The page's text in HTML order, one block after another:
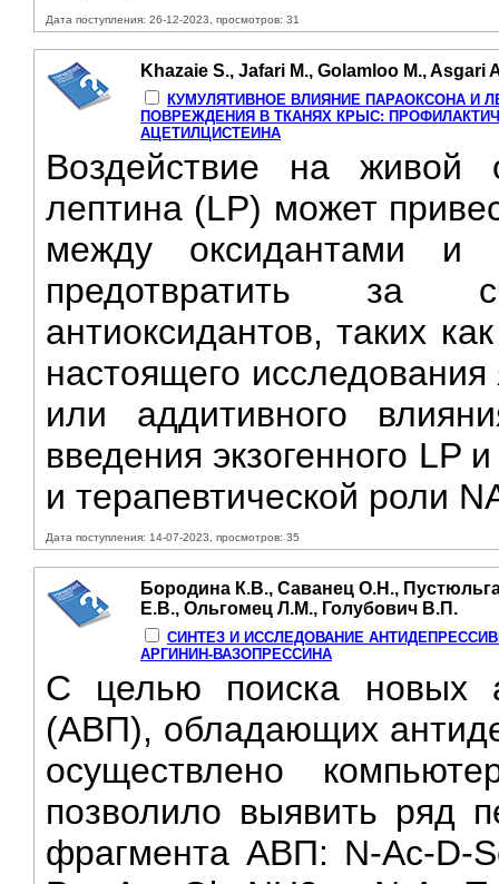
Дата поступления: 26-12-2023, просмотров: 31
Khazaie S., Jafari M., Golamloo M., Asgari
КУМУЛЯТИВНОЕ ВЛИЯНИЕ ПАРАОКСОНА И
ПОВРЕЖДЕНИЯ В ТКАНЯХ КРЫС:
АЦЕТИЛЦИСТЕИНА
Воздействие на живой
лептина (LP) может
между оксидантами и
предотвратить за
антиоксидантов, таких
настоящего исследования
или аддитивного
введения экзогенного LP
и терапевтической роли
Дата поступления: 14-07-2023, просмотров: 35
Бородина К.В., Саванец О.Н.,
Е.В., Ольгомец Л.М., Голубович В.П.
СИНТЕЗ И ИССЛЕДОВАНИЕ
АРГИНИН-ВАЗОПРЕССИНА
С целью поиска новых
(АВП), обладающих
осуществлено
позволило выявить ряд
фрагмента АВП: N-Ac-D-